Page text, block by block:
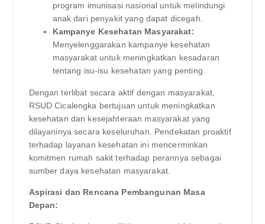
program imunisasi nasional untuk melindungi
anak dari penyakit yang dapat dicegah.
Kampanye Kesehatan Masyarakat:
Menyelenggarakan kampanye kesehatan
masyarakat untuk meningkatkan kesadaran
tentang isu-isu kesehatan yang penting.
Dengan terlibat secara aktif dengan masyarakat,
RSUD Cicalengka bertujuan untuk meningkatkan
kesehatan dan kesejahteraan masyarakat yang
dilayaninya secara keseluruhan. Pendekatan proaktif
terhadap layanan kesehatan ini mencerminkan
komitmen rumah sakit terhadap perannya sebagai
sumber daya kesehatan masyarakat.
Aspirasi dan Rencana Pembangunan Masa
Depan: